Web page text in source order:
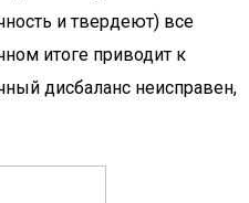
и твердеют) все
итоге приводит к
дисбаланс неисправен,